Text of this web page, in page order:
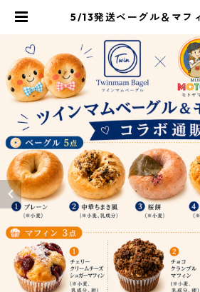
5/13発送ベーグル＆マフ